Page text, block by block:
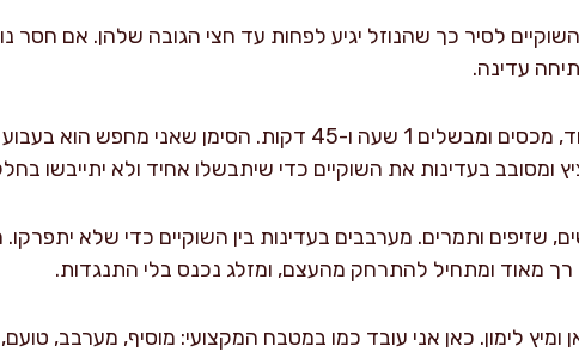
לסיר כך שהנוזל יגיע לפחות עד חצי הגובה שלהן. אם חסר
מנמיכים לאש נמוכה מאוד, מכסים ומבשלים 1 שעה ו-45 דקות. הסימן שאני
שזיפים ותמרים. מערבבים בעדינות בין השוקיים כדי שלא יתפרקו.
ומיץ לימון. כאן אני עובד כמו במטבח המקצועי: מוסיף, מערבב,